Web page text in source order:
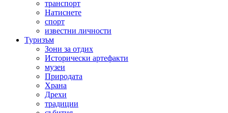
транспорт
Натиснете
спорт
известни личности
Туризъм
Зони за отдих
Исторически артефакти
музеи
Природата
Храна
Дрехи
традиции